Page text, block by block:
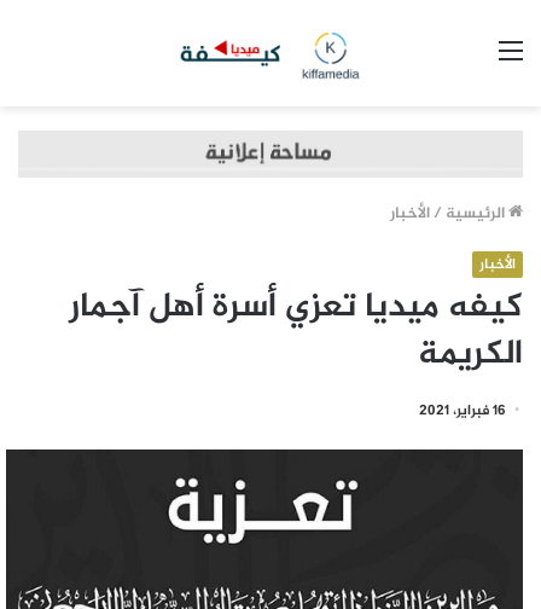
الرئيسية /الأخبار
الأخبار
كيفه ميديا تعزي أسرة أهل آجمار
الكريمة
16 فبراير، 2021